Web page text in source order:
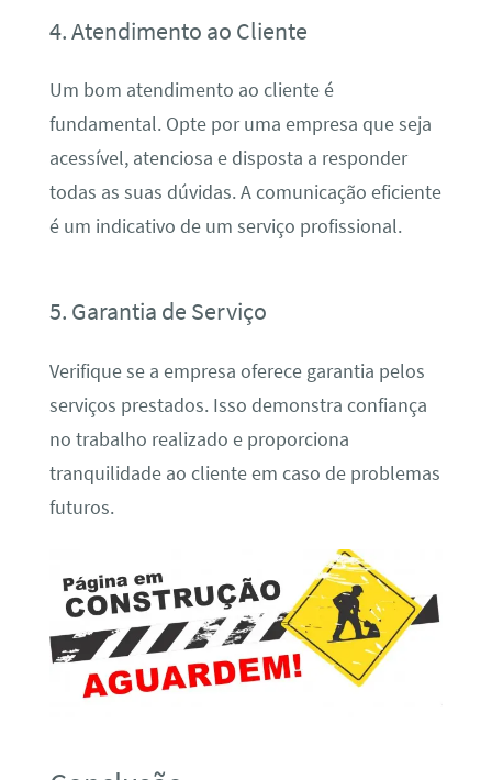
4. Atendimento ao Cliente
Um bom atendimento ao cliente é
fundamental. Opte por uma empresa que seja
acessível, atenciosa e disposta a responder
todas as suas dúvidas. A comunicação eficiente
é um indicativo de um serviço profissional.
5. Garantia de Serviço
Verifique se a empresa oferece garantia pelos
serviços prestados. Isso demonstra confiança
no trabalho realizado e proporciona
tranquilidade ao cliente em caso de problemas
futuros.